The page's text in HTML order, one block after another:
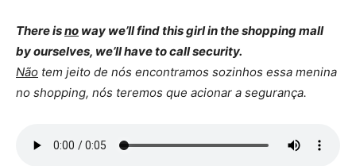
There isno way we’ll find this girl in the shopping mall
by ourselves, we’ll have to call security.
Não tem jeito de nós encontramos sozinhos essa menina
no shopping, nós teremos que acionar a segurança.